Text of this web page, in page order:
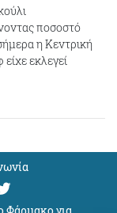
ποσοστό
η Κεντρική
εκλεγεί